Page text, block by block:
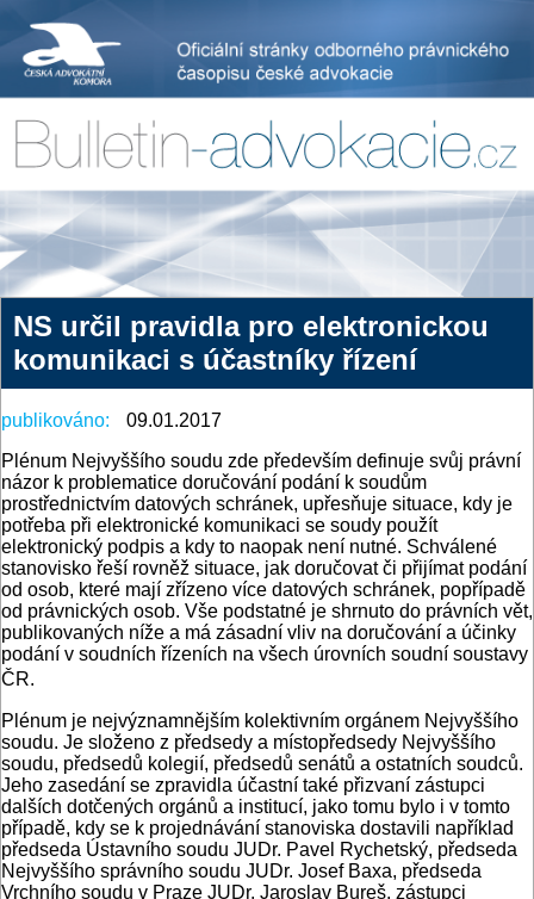
NS určil pravidla pro elektronickou
komunikaci s účastníky řízení
publikováno:
09.01.2017
Plénum Nejvyššího soudu zde především definuje svůj právní
názor k problematice doručování podání k soudům
prostřednictvím datových schránek, upřesňuje situace, kdy je
potřeba při elektronické komunikaci se soudy použít
elektronický podpis a kdy to naopak není nutné. Schválené
stanovisko řeší rovněž situace, jak doručovat či přijímat podání
od osob, které mají zřízeno více datových schránek, popřípadě
od právnických osob. Vše podstatné je shrnuto do právních vět,
publikovaných níže a má zásadní vliv na doručování a účinky
podání v soudních řízeních na všech úrovních soudní soustavy
ČR.
Plénum je nejvýznamnějším kolektivním orgánem Nejvyššího
soudu. Je složeno z předsedy a místopředsedy Nejvyššího
soudu, předsedů kolegií, předsedů senátů a ostatních soudců.
Jeho zasedání se zpravidla účastní také přizvaní zástupci
dalších dotčených orgánů a institucí, jako tomu bylo i v tomto
případě, kdy se k projednávání stanoviska dostavili například
předseda Ústavního soudu JUDr. Pavel Rychetský, předseda
Nejvyššího správního soudu JUDr. Josef Baxa, předseda
Vrchního soudu v Praze JUDr. Jaroslav Bureš, zástupci